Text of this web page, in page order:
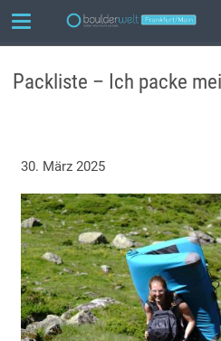
Packliste – Ich packe
30. März 2025